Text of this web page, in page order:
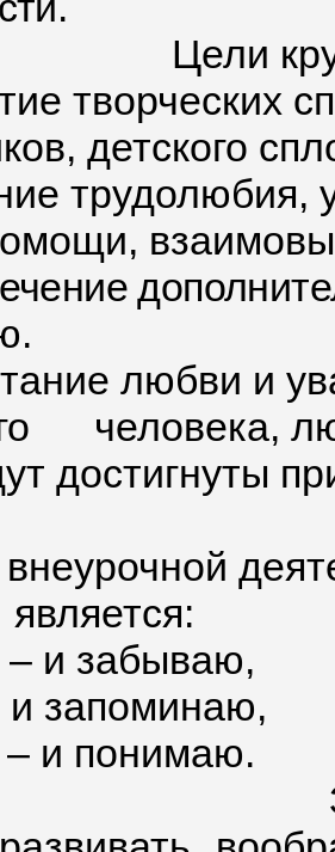
Цели
творческих
детского
трудолюбия,
любви и
человека,
достигнуты
является:
и забываю,
и запоминаю,
и понимаю.